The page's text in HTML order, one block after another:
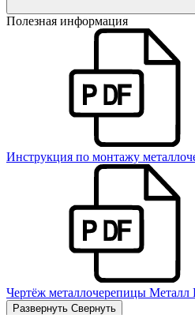
Полезная информация
Инструкция по монтажу
Чертёж металлочерепицы
Развернуть Свернуть